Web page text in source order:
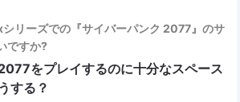
リーズでの『サイバーパンク 2077』のサ
ですか?
をプレイするのに十分なスペース
する？